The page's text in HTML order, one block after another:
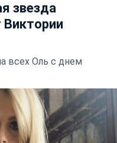
звезда
Виктории
всех Оль с днем